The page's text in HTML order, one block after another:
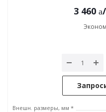
3 460
Внешн. размеры, мм *